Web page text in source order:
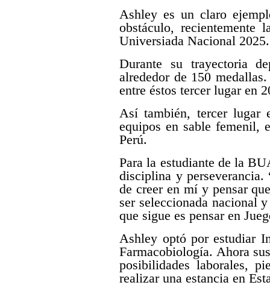
Ashley es un claro
obstáculo,
Universiada Nacional 2025.
Durante su trayectoria
alrededor de 150
entre éstos tercer lugar en
Así también, tercer lugar
equipos en sable femenil,
Perú.
Para la estudiante de la
disciplina y
de creer en mí y pensar
ser seleccionada nacional
que sigue es pensar en
Ashley optó por estudiar
Farmacobiología. Ahora
posibilidades laborales,
realizar una estancia en